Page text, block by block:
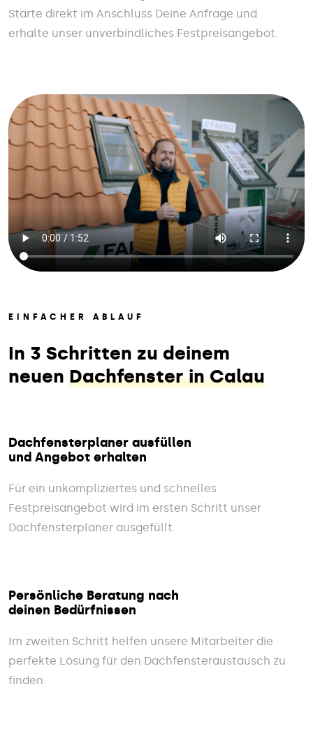
Starte direkt im Anschluss Deine Anfrage und
erhalte unser unverbindliches Festpreisangebot.
EINFACHER ABLAUF
In 3 Schritten zu deinem
neuen Dachfenster in Calau
Dachfensterplaner ausfüllen
und Angebot erhalten
Für ein unkompliziertes und schnelles
Festpreisangebot wird im ersten Schritt unser
Dachfensterplaner ausgefüllt.
Persönliche Beratung nach
deinen Bedürfnissen
Im zweiten Schritt helfen unsere Mitarbeiter die
perfekte Lösung für den Dachfensteraustausch zu
finden.